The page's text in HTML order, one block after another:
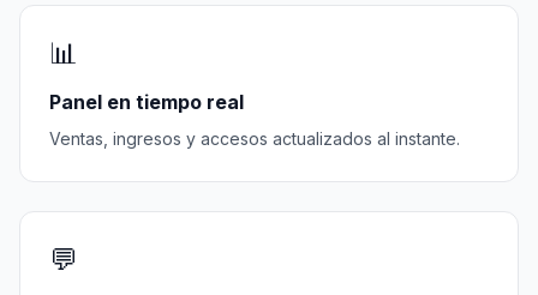
📊
Panel en tiempo real
Ventas, ingresos y accesos actualizados al instante.
💬